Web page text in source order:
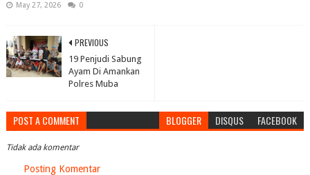
May 27, 2026 0
PREVIOUS
19 Penjudi Sabung
Ayam Di Amankan
Polres Muba
POST A COMMENT BLOGGER DISQUS FACEBOOK
Tidak ada komentar
Posting Komentar